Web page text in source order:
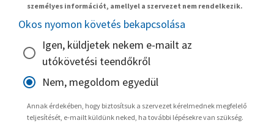
személyes információt, amellyel a szervezet nem rendelkezik.
Okos nyomon követés bekapcsolása
Igen, küldjetek nekem e-mailt az
utókövetési teendőkről
Nem, megoldom egyedül
Annak érdekében, hogy biztosítsuk a szervezet kérelmednek megfelelő
teljesítését, e-mailt küldünk neked, ha további lépésekre van szükség.